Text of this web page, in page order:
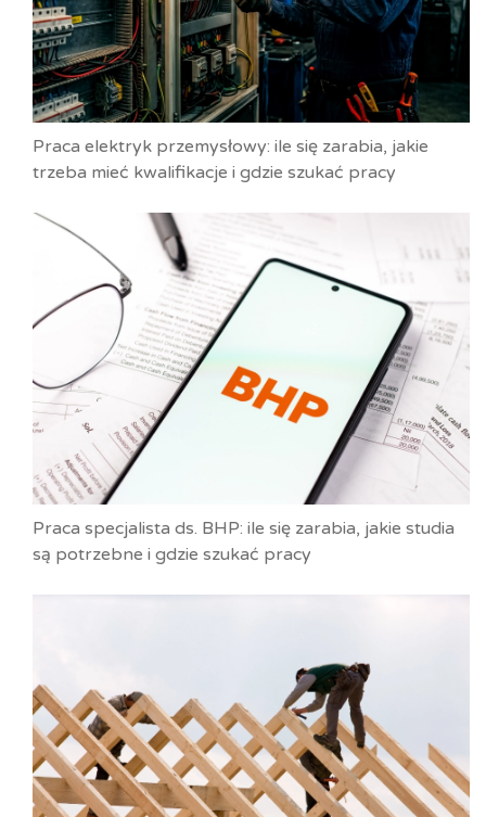
Praca elektryk przemysłowy: ile się zarabia, jakie
trzeba mieć kwalifikacje i gdzie szukać pracy
Praca specjalista ds. BHP: ile się zarabia, jakie studia
są potrzebne i gdzie szukać pracy